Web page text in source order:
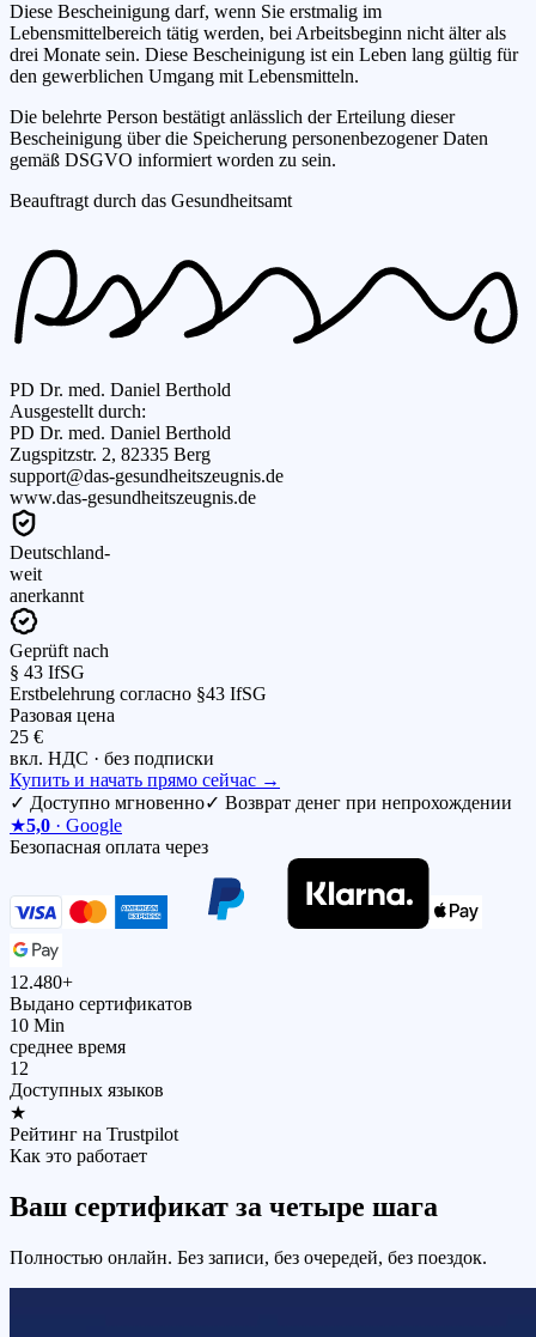
Diese Bescheinigung darf, wenn Sie erstmalig im
Lebensmittelbereich tätig werden, bei Arbeitsbeginn nicht älter als
drei Monate sein. Diese Bescheinigung ist ein Leben lang gültig für
den gewerblichen Umgang mit Lebensmitteln.
Die belehrte Person bestätigt anlässlich der Erteilung dieser
Bescheinigung über die Speicherung personenbezogener Daten
gemäß DSGVO informiert worden zu sein.
Beauftragt durch das Gesundheitsamt
PD Dr. med. Daniel Berthold
Ausgestellt durch:
PD Dr. med. Daniel Berthold
Zugspitzstr. 2, 82335 Berg
support@das-gesundheitszeugnis.de
www.das-gesundheitszeugnis.de
Deutschland-
weit
anerkannt
Geprüft nach
§ 43 IfSG
Erstbelehrung согласно §43 IfSG
Разовая цена
25 €
вкл. НДС · без подписки
Купить и начать прямо сейчас →
✓ Доступно мгновенно✓ Возврат денег при непрохождении
★5,0 · Google
Безопасная оплата через
12.480+
Выдано сертификатов
10 Min
среднее время
12
Доступных языков
★
Рейтинг на Trustpilot
Как это работает
Ваш сертификат за четыре шага
Полностью онлайн. Без записи, без очередей, без поездок.